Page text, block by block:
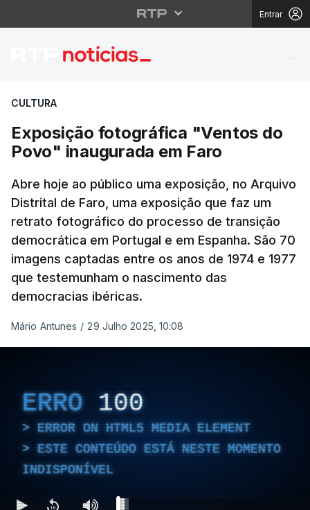
Entrar
Exposição fotográfica
CULTURA
Exposição fotográfica "Ventos do
Povo" inaugurada em Faro
Abre hoje ao público uma exposição, no Arquivo
Distrital de Faro, uma exposição que faz um
retrato fotográfico do processo de transição
democrática em Portugal e em Espanha. São 70
imagens captadas entre os anos de 1974 e 1977
que testemunham o nascimento das
democracias ibéricas.
Mário Antunes / 29 Julho 2025, 10:08
ERRO 100
ERROR ON HTML5 MEDIA ELEMENT
ESTE CONTEÚDO ESTÁ NESTE MOMENTO
INDISPONÍVEL